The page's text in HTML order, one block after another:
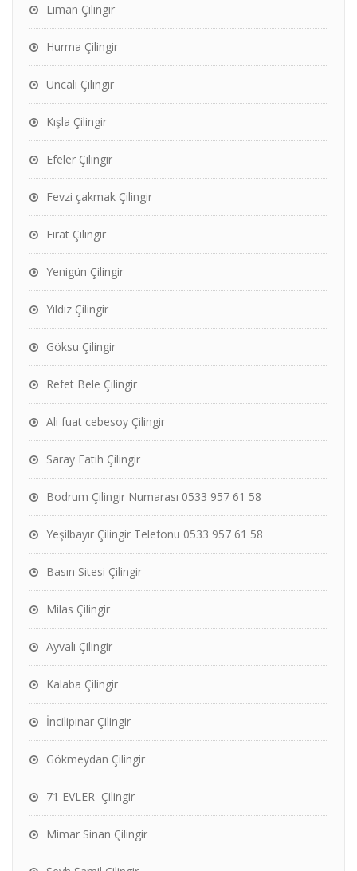
Liman Çilingir
Hurma Çilingir
Uncalı Çilingir
Kışla Çilingir
Efeler Çilingir
Fevzi çakmak Çilingir
Fırat Çilingir
Yenigün Çilingir
Yıldız Çilingir
Göksu Çilingir
Refet Bele Çilingir
Ali fuat cebesoy Çilingir
Saray Fatih Çilingir
Bodrum Çilingir Numarası 0533 957 61 58
Yeşilbayır Çilingir Telefonu 0533 957 61 58
Basın Sitesi Çilingir
Milas Çilingir
Ayvalı Çilingir
Kalaba Çilingir
İncilipınar Çilingir
Gökmeydan Çilingir
71 EVLER Çilingir
Mimar Sinan Çilingir